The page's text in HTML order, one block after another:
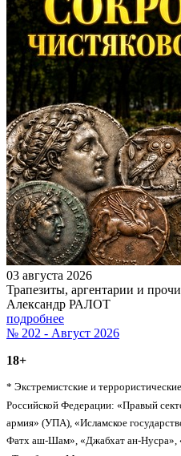
03 августа 2026
Трапезиты, аргентарии и
Александр РАЛОТ
подробнее
№ 202 - Август 2026
18+
* Экстремистские и
Российской Федерации: «Правый
армия» (УПА), «Исламское
Фатх аш-Шам», «Джабхат ан-